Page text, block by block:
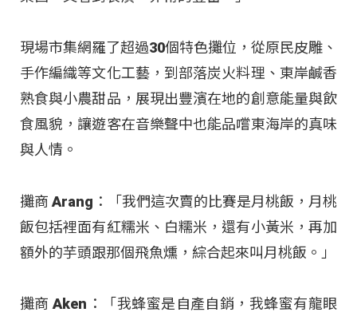
現場市集網羅了超過30個特色攤位，從原民皮雕、
手作編織等文化工藝，到部落炭火料理、東岸鹹香
熟食與小農甜品，展現出豐濱在地的創意能量與飲
食風貌，讓遊客在音樂聲中也能品嚐東海岸的真味
與人情。
攤商 Arang：「我們這次賣的比賽是月桃飯，月桃
飯包括裡面有紅糯米、白糯米，還有小黃米，再加
額外的芋頭跟那個飛魚燻，綜合起來叫月桃飯。」
攤商 Aken：「我蜂蜜是自產自銷，我蜂蜜有龍眼